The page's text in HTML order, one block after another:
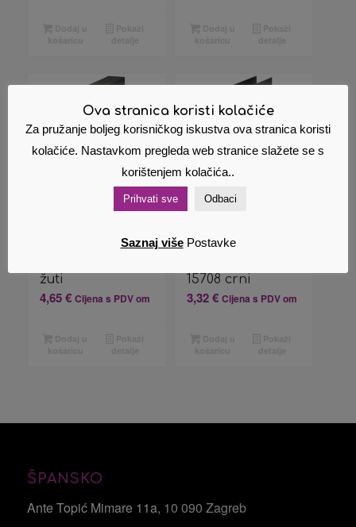
žuti
4,65€ Cijena s PDV om
uski samostojeći
15708 crni
3,32€ Cijena s PDV om
ŠPANSKO
Ante Topić Mimare 11a, 10 090 Zagreb
Ova stranica koristi kolačiće
Za pružanje boljeg korisničkog iskustva ova stranica koristi
kolačiće. Nastavkom pregleda web stranice slažete se s
korištenjem kolačića..
Prihvati sve Odbaci
Saznaj više Postavke